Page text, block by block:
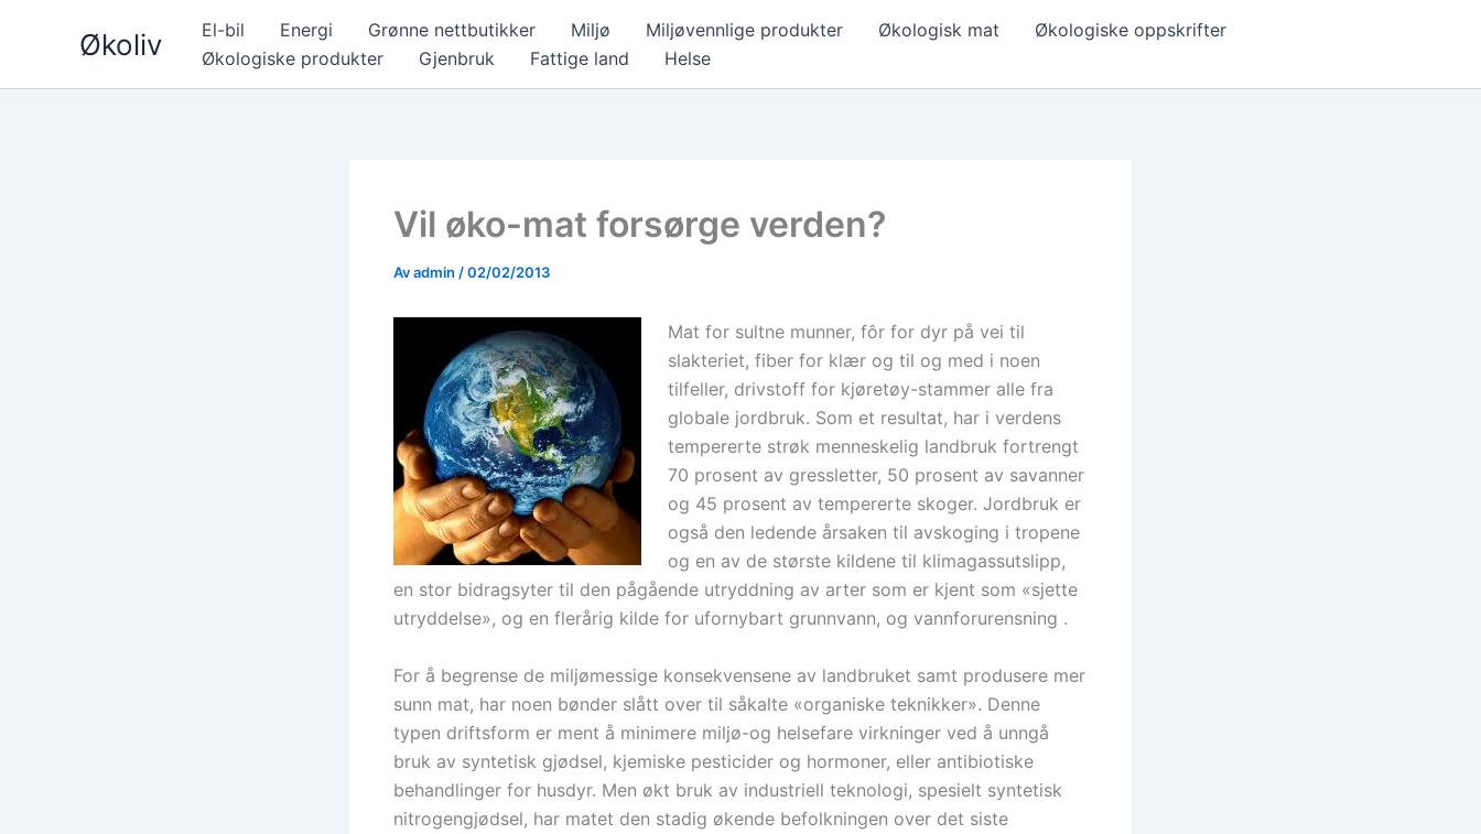
Økoliv El-bil Energi Grønne nettbutikker Miljø Miljøvennlige produkter Økologisk mat
Økologiske oppskrifter
Økologiske produkter
Gjenbruk Fattige land Helse
Vil øko-mat forsørge verden?
Avadmin /02/02/2013
Mat for sultne munner, fôr for dyr på vei til
slakteriet, fiber for klær og til og med i noen
tilfeller, drivstoff for kjøretøy-stammer alle fra
globale jordbruk. Som et resultat, har i verdens
tempererte strøk menneskelig landbruk fortrengt
70 prosent av gressletter, 50 prosent av savanner
og 45 prosent av tempererte skoger. Jordbruk er
også den ledende årsaken til avskoging i tropene
og en av de største kildene til klimagassutslipp,
en stor bidragsyter til den pågående utryddning av arter som er kjent som «sjette
utryddelse», og en flerårig kilde for ufornybart grunnvann, og vannforurensning .
For å begrense de miljømessige konsekvensene av landbruket samt produsere mer
sunn mat, har noen bønder slått over til såkalte «organiske teknikker». Denne
typen driftsform er ment å minimere miljø-og helsefare virkninger ved å unngå
bruk av syntetisk gjødsel, kjemiske pesticider og hormoner, eller antibiotiske
behandlinger for husdyr. Men økt bruk av industriell teknologi, spesielt syntetisk
nitrogengjødsel, har matet den stadig økende befolkningen over det siste